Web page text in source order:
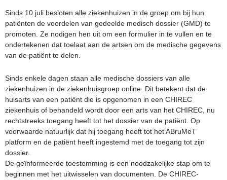
Sinds 10 juli besloten alle ziekenhuizen in de groep om bij hun
patiënten de voordelen van gedeelde medisch dossier (GMD) te
promoten. Ze nodigen hen uit om een formulier in te vullen en te
ondertekenen dat toelaat aan de artsen om de medische gegevens
van de patiënt te delen.
Sinds enkele dagen staan alle medische dossiers van alle
ziekenhuizen in de ziekenhuisgroep online. Dit betekent dat de
huisarts van een patiënt die is opgenomen in een CHIREC
ziekenhuis of behandeld wordt door een arts van het CHIREC, nu
rechtstreeks toegang heeft tot het dossier van de patiënt. Op
voorwaarde natuurlijk dat hij toegang heeft tot het ABruMeT
platform en de patiënt heeft ingestemd met de toegang tot zijn
dossier.
De geïnformeerde toestemming is een noodzakelijke stap om te
beginnen met het uitwisselen van documenten. De CHIREC-